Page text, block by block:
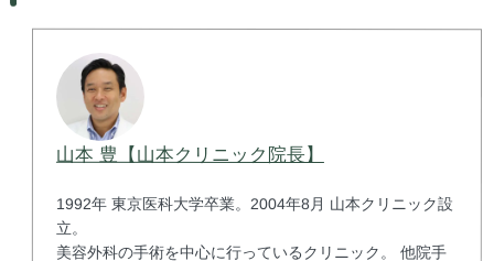
山本 豊【山本クリニック院長】
1992年 東京医科大学卒業。2004年8月 山本クリニック設
立。
美容外科の手術を中心に行っているクリニック。 他院手